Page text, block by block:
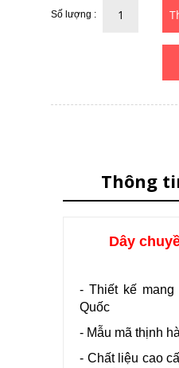
Số lượng :
Thông
Dây
- Thiết kế mang
Quốc
- Mẫu mã thịnh
- Chất liệu cao